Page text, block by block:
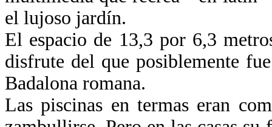
el lujoso jardín.
El espacio de 13,3 por 6,3
disfrute del que posiblemente
Badalona romana.
Las piscinas en termas eran